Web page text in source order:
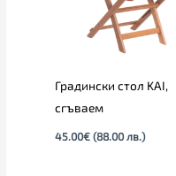
Градински стол KAI,
сгъваем
45.00€ (88.00 лв.)